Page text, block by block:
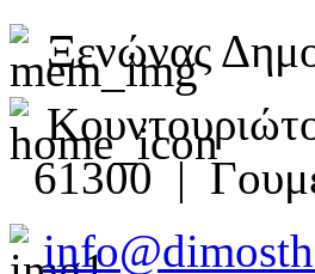
Ξενώνας
61300 |